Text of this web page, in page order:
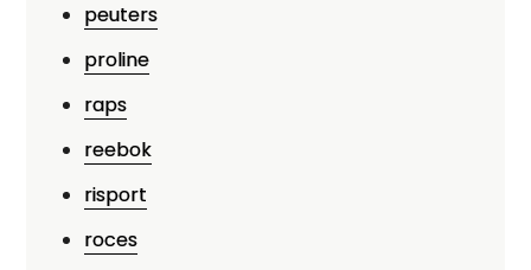
peuters
proline
raps
reebok
risport
roces